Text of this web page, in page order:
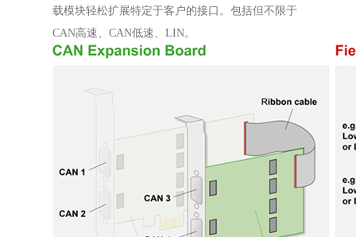
载模块轻松扩展特定于客户的接口。包括但不限于
CAN高速、CAN低速、LIN。